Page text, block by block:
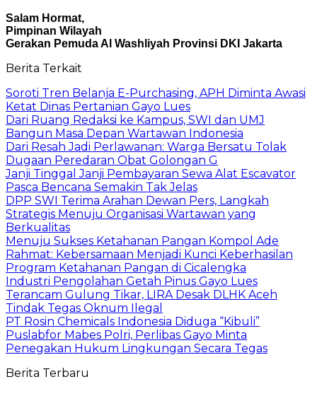
Salam Hormat,
Pimpinan Wilayah
Gerakan Pemuda Al Washliyah Provinsi DKI Jakarta
Berita Terkait
Soroti Tren Belanja E-Purchasing, APH Diminta Awasi
Ketat Dinas Pertanian Gayo Lues
Dari Ruang Redaksi ke Kampus, SWI dan UMJ
Bangun Masa Depan Wartawan Indonesia
Dari Resah Jadi Perlawanan: Warga Bersatu Tolak
Dugaan Peredaran Obat Golongan G
Janji Tinggal Janji Pembayaran Sewa Alat Escavator
Pasca Bencana Semakin Tak Jelas
DPP SWI Terima Arahan Dewan Pers, Langkah
Strategis Menuju Organisasi Wartawan yang
Berkualitas
Menuju Sukses Ketahanan Pangan Kompol Ade
Rahmat: Kebersamaan Menjadi Kunci Keberhasilan
Program Ketahanan Pangan di Cicalengka
Industri Pengolahan Getah Pinus Gayo Lues
Terancam Gulung Tikar, LIRA Desak DLHK Aceh
Tindak Tegas Oknum Ilegal
PT Rosin Chemicals Indonesia Diduga “Kibuli”
Puslabfor Mabes Polri, Perlibas Gayo Minta
Penegakan Hukum Lingkungan Secara Tegas
Berita Terbaru